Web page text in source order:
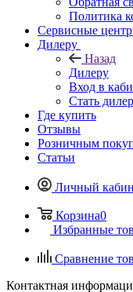
Политика
Сервисные
Дилеру
Назад
Дилеру
Вход в
Стать
Где купить
Отзывы
Розничным
Статьи
Личный
Корзина0
Избранные
Сравнение
Контактная